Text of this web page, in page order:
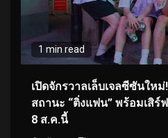
1 min read
เปิดจักรวาลเล็บเจลซีซันใหม่
สถานะ “ติ่งแฟน” พร้อมเสิ
8 ส.ค.นี้